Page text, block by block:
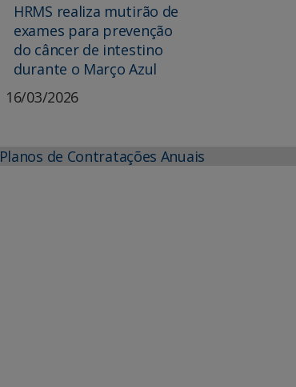
HRMS realiza mutirão de
exames para prevenção
do câncer de intestino
durante o Março Azul
16/03/2026
Planos de Contratações Anuais